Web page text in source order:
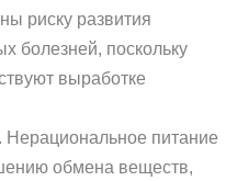
риску развития
болезней, поскольку
выработке
Нерациональное питание
обмена веществ,